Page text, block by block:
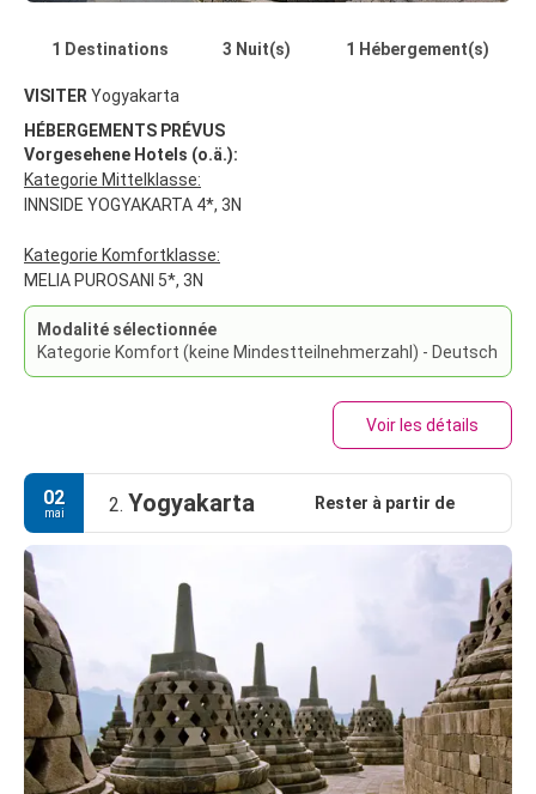
1 Destinations 3 Nuit(s) 1 Hébergement(s)
VISITER Yogyakarta
HÉBERGEMENTS PRÉVUS
Vorgesehene Hotels (o.ä.):
Kategorie Mittelklasse:
INNSIDE YOGYAKARTA 4*, 3N
Kategorie Komfortklasse:
MELIA PUROSANI 5*, 3N
Modalité sélectionnée
Kategorie Komfort (keine Mindestteilnehmerzahl) - Deutsch
Voir les détails
02
mai 2. Yogyakarta Rester à partir de